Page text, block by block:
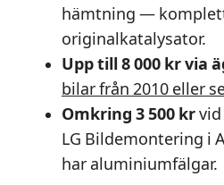
hämtning —
originalkatalysator.
Upp till 8 000 kr via
bilar från 2010 eller
Omkring 3 500 krvid
LG Bildemontering i
har aluminiumfälgar.